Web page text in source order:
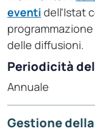
eventi dell'Istat
delle diffusioni.
Periodicità
Annuale
Gestione